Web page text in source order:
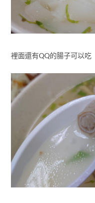
裡面還有QQ的腸子可以吃